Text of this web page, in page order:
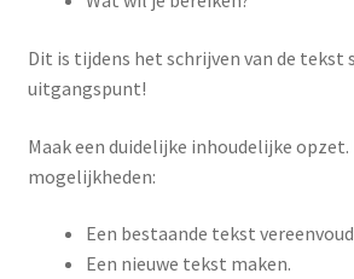
Dit is tijdens het schrijven van de tekst
uitgangspunt!
Maak een duidelijke inhoudelijke opzet.
mogelijkheden:
Een bestaande tekst
Een nieuwe tekst maken.